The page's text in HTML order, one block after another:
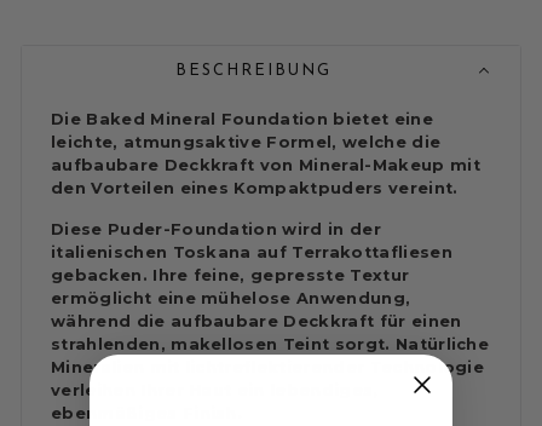
BESCHREIBUNG
Die Baked Mineral Foundation bietet eine
leichte, atmungsaktive Formel, welche die
aufbaubare Deckkraft von Mineral-Makeup mit
den Vorteilen eines Kompaktpuders vereint.
Diese Puder-Foundation wird in der
italienischen Toskana auf Terrakottafliesen
gebacken. Ihre feine, gepresste Textur
ermöglicht eine mühelose Anwendung,
während die aufbaubare Deckkraft für einen
strahlenden, makellosen Teint sorgt. Natürliche
Mineralien mit lichtreflektierender Technologie
verleihen Ihrer Haut ein lebendiges,
ebenmäßiges Finish.